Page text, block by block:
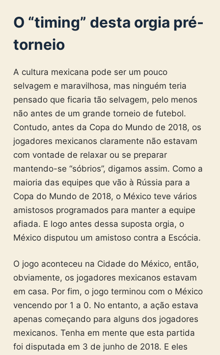
O “timing” desta orgia pré-
torneio
A cultura mexicana pode ser um pouco
selvagem e maravilhosa, mas ninguém teria
pensado que ficaria tão selvagem, pelo menos
não antes de um grande torneio de futebol.
Contudo, antes da Copa do Mundo de 2018, os
jogadores mexicanos claramente não estavam
com vontade de relaxar ou se preparar
mantendo-se “sóbrios”, digamos assim. Como a
maioria das equipes que vão à Rússia para a
Copa do Mundo de 2018, o México teve vários
amistosos programados para manter a equipe
afiada. E logo antes dessa suposta orgia, o
México disputou um amistoso contra a Escócia.
O jogo aconteceu na Cidade do México, então,
obviamente, os jogadores mexicanos estavam
em casa. Por fim, o jogo terminou com o México
vencendo por 1 a 0. No entanto, a ação estava
apenas começando para alguns dos jogadores
mexicanos. Tenha em mente que esta partida
foi disputada em 3 de junho de 2018. E eles